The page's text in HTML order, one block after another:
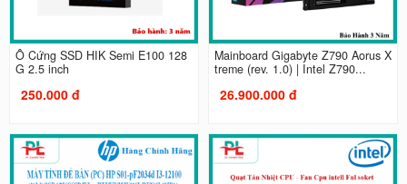
Ổ Cứng SSD HIK Semi E100 128
G 2.5 inch
250.000 đ
Mainboard Gigabyte Z790 Aorus X
treme (rev. 1.0) | Intel Z790...
26.900.000 đ